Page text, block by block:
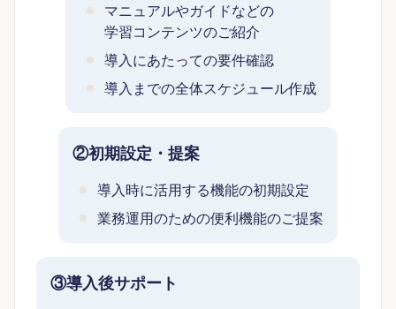
マニュアルやガイドなどの
学習コンテンツのご紹介
導入にあたっての要件確認
導入までの全体スケジュール作成
②初期設定・提案
導入時に活用する機能の初期設定
業務運用のための便利機能のご提案
③導入後サポート